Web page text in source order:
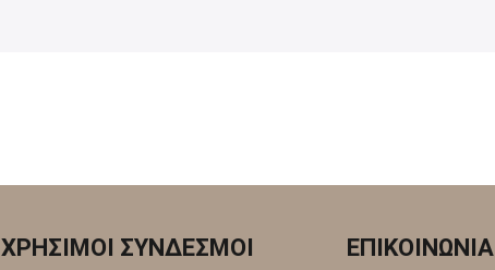
ΧΡΗΣΙΜΟΙ ΣΥΝΔΕΣΜΟΙ ΕΠΙΚΟΙΝΩΝΙΑ